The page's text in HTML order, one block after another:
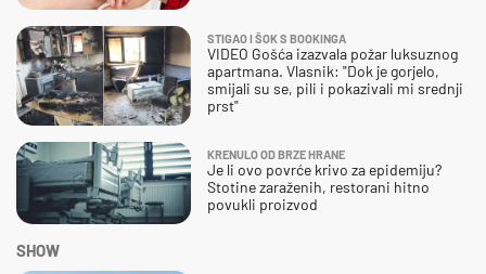
STIGAO I ŠOK S BOOKINGA
VIDEO Gošća izazvala požar luksuznog
apartmana. Vlasnik: "Dok je gorjelo,
smijali su se, pili i pokazivali mi srednji
prst"
KRENULO OD BRZE HRANE
Je li ovo povrće krivo za epidemiju?
Stotine zaraženih, restorani hitno
povukli proizvod
SHOW